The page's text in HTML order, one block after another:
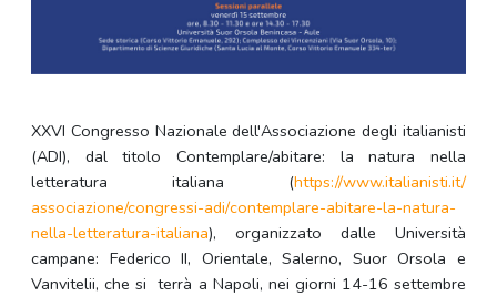
XXVI Congresso Nazionale dell'Associazione degli italianisti
(ADI), dal titolo Contemplare/abitare: la natura nella
letteratura italiana (https://www.italianisti.it/
associazione/congressi-adi/contemplare-abitare-la-natura-
nella-letteratura-italiana), organizzato dalle Università
campane: Federico II, Orientale, Salerno, Suor Orsola e
Vanvitelii, che si terrà a Napoli, nei giorni 14-16 settembre